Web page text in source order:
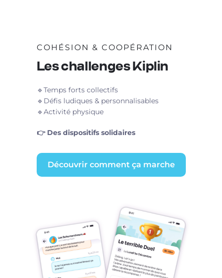
COHÉSION & COOPÉRATION
Les challenges Kiplin
🔹Temps forts collectifs
🔹Défis ludiques & personnalisables
🔹Activité physique
👉 Des dispositifs solidaires
Découvrir comment ça marche